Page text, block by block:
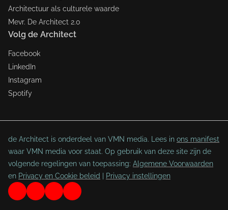
Architectuur als culturele waarde
Mevr. De Architect 2.0
Volg de Architect
Facebook
LinkedIn
Instagram
Spotify
de Architect is onderdeel van VMN media. Lees in ons manifest
waar VMN media voor staat. Op gebruik van deze site zijn de
volgende regelingen van toepassing: Algemene Voorwaarden
en Privacy en Cookie beleid Privacy instellingen